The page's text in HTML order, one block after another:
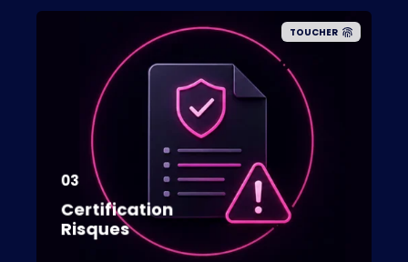
TOUCHER
03
Certification
Risques